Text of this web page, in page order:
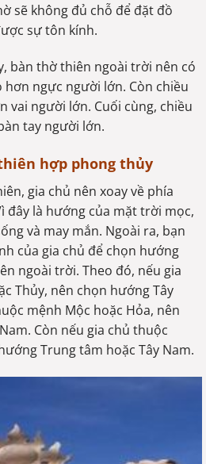
sẽ không đủ chỗ để đặt đồ
sự tôn kính.
bàn thờ thiên ngoài trời nên có
hơn ngực người lớn. Còn chiều
vai người lớn. Cuối cùng, chiều
tay người lớn.
hợp phong thủy
gia chủ nên xoay về phía
đây là hướng của mặt trời mọc,
và may mắn. Ngoài ra, bạn
của gia chủ để chọn hướng
ngoài trời. Theo đó, nếu gia
Thủy, nên chọn hướng Tây
mệnh Mộc hoặc Hỏa, nên
Còn nếu gia chủ thuộc
Trung tâm hoặc Tây Nam.